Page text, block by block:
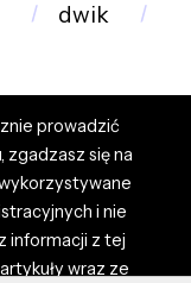
dwik
prowadzić
zgadzasz się na
i nie
informacji z tej
wraz ze